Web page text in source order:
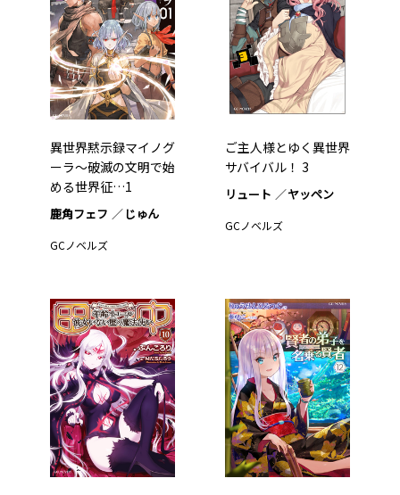
異世界黙示録マイノグ
ーラ～破滅の文明で始
める世界征…1
鹿角フェフ じゅん
GCノベルズ
ご主人様とゆく異世界
サバイバル！ 3
リュート ヤッペン
GCノベルズ